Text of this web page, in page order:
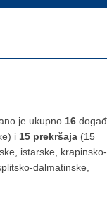
je ukupno 16
i 15 prekršaja (15
istarske, krapinsko-
dalmatinske,